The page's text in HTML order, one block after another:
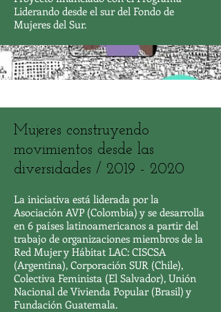
Liderando desde el sur del Fondo de
Mujeres del Sur.
Mujeres construyendo
movimientos desde las
diversidades / 2019 - 2020
La iniciativa está liderada por la
Asociación AVP (Colombia) y se desarrolla
en 6 países latinoamericanos a partir del
trabajo de organizaciones miembros de la
Red Mujer y Hábitat LAC: CISCSA
(Argentina), Corporación SUR (Chile),
Colectiva Feminista (El Salvador), Unión
Nacional de Vivienda Popular (Brasil) y
Fundación Guatemala.